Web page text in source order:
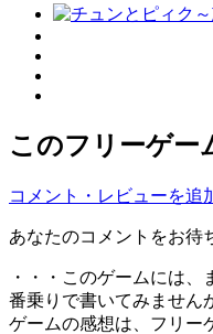
このフリーゲー
コメント・レビューを追
あなたのコメントをお待
・・・このゲームには
番乗りで書いてみません
ゲームの感想は、フリー